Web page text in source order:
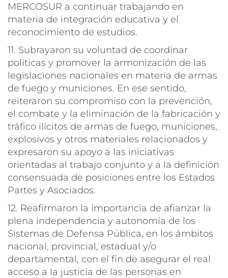
MERCOSUR a continuar trabajando en
materia de integración educativa y el
reconocimiento de estudios.
11. Subrayaron su voluntad de coordinar
políticas y promover la armonización de las
legislaciones nacionales en materia de armas
de fuego y municiones. En ese sentido,
reiteraron su compromiso con la prevención,
el combate y la eliminación de la fabricación y
tráfico ilícitos de armas de fuego, municiones,
explosivos y otros materiales relacionados y
expresaron su apoyo a las iniciativas
orientadas al trabajo conjunto y a la definición
consensuada de posiciones entre los Estados
Partes y Asociados.
12. Reafirmaron la importancia de afianzar la
plena independencia y autonomía de los
Sistemas de Defensa Pública, en los ámbitos
nacional, provincial, estadual y/o
departamental, con el fin de asegurar el real
acceso a la justicia de las personas en